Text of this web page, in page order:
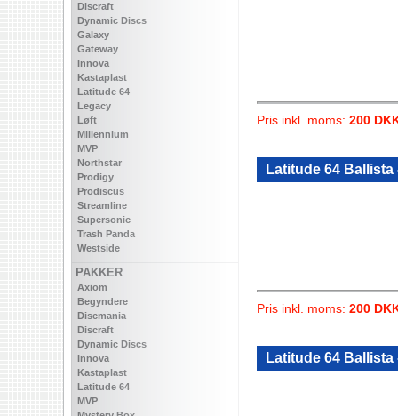
Discraft
Dynamic Discs
Galaxy
Gateway
Innova
Kastaplast
Latitude 64
Legacy
Løft
Millennium
MVP
Northstar
Prodigy
Prodiscus
Streamline
Supersonic
Trash Panda
Westside
PAKKER
Axiom
Begyndere
Discmania
Discraft
Dynamic Discs
Innova
Kastaplast
Latitude 64
MVP
Pris inkl. moms: 200
Latitude 64 Ballista
Pris inkl. moms: 200
Latitude 64 Ballista